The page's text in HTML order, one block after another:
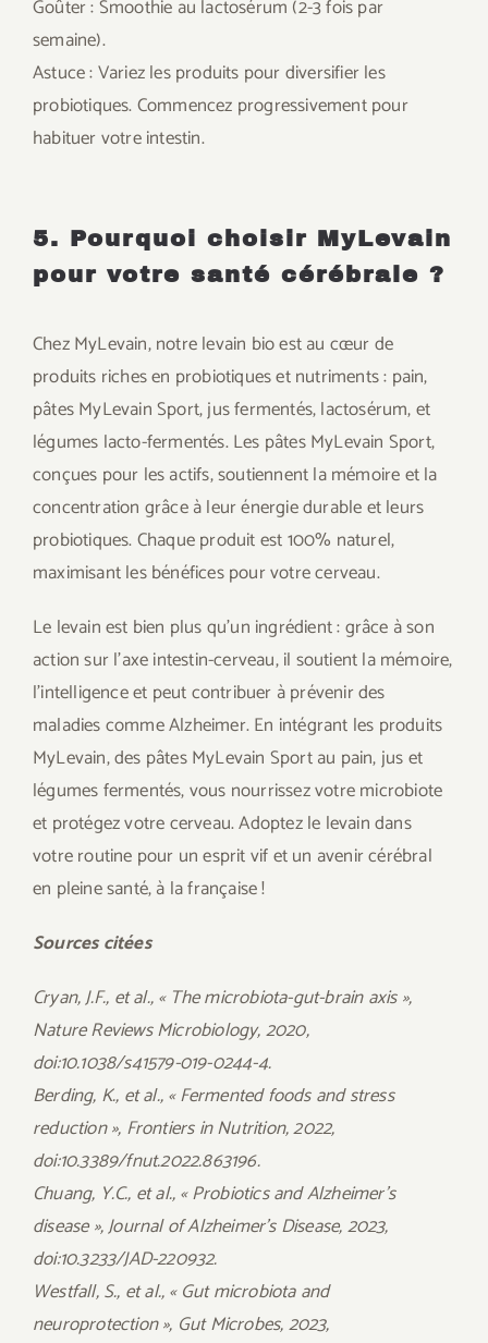
Goûter : Smoothie au lactosérum (2-3 fois par
semaine).
Astuce : Variez les produits pour diversifier les
probiotiques. Commencez progressivement pour
habituer votre intestin.
5. Pourquoi choisir MyLevain
pour votre santé cérébrale ?
Chez MyLevain, notre levain bio est au cœur de
produits riches en probiotiques et nutriments : pain,
pâtes MyLevain Sport, jus fermentés, lactosérum, et
légumes lacto-fermentés. Les pâtes MyLevain Sport,
conçues pour les actifs, soutiennent la mémoire et la
concentration grâce à leur énergie durable et leurs
probiotiques. Chaque produit est 100% naturel,
maximisant les bénéfices pour votre cerveau.
Le levain est bien plus qu’un ingrédient : grâce à son
action sur l’axe intestin-cerveau, il soutient la mémoire,
l’intelligence et peut contribuer à prévenir des
maladies comme Alzheimer. En intégrant les produits
MyLevain, des pâtes MyLevain Sport au pain, jus et
légumes fermentés, vous nourrissez votre microbiote
et protégez votre cerveau. Adoptez le levain dans
votre routine pour un esprit vif et un avenir cérébral
en pleine santé, à la française !
Sources citées
Cryan, J.F., et al., « The microbiota-gut-brain axis »,
Nature Reviews Microbiology, 2020,
doi:10.1038/s41579-019-0244-4.
Berding, K., et al., « Fermented foods and stress
reduction », Frontiers in Nutrition, 2022,
doi:10.3389/fnut.2022.863196.
Chuang, Y.C., et al., « Probiotics and Alzheimer’s
disease », Journal of Alzheimer’s Disease, 2023,
doi:10.3233/JAD-220932.
Westfall, S., et al., « Gut microbiota and
neuroprotection », Gut Microbes, 2023,